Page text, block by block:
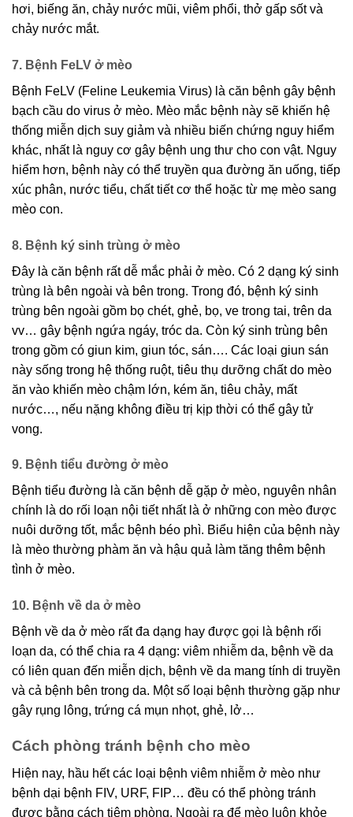
hơi, biếng ăn, chảy nước mũi, viêm phổi, thở gấp sốt và
chảy nước mắt.
7. Bệnh FeLV ở mèo
Bệnh FeLV (Feline Leukemia Virus) là căn bệnh gây bệnh
bạch cầu do virus ở mèo. Mèo mắc bệnh này sẽ khiến hệ
thống miễn dịch suy giảm và nhiều biến chứng nguy hiểm
khác, nhất là nguy cơ gây bệnh ung thư cho con vật. Nguy
hiểm hơn, bệnh này có thể truyền qua đường ăn uống, tiếp
xúc phân, nước tiểu, chất tiết cơ thể hoặc từ mẹ mèo sang
mèo con.
8. Bệnh ký sinh trùng ở mèo
Đây là căn bệnh rất dễ mắc phải ở mèo. Có 2 dạng ký sinh
trùng là bên ngoài và bên trong. Trong đó, bệnh ký sinh
trùng bên ngoài gồm bọ chét, ghẻ, bọ, ve trong tai, trên da
vv… gây bệnh ngứa ngáy, tróc da. Còn ký sinh trùng bên
trong gồm có giun kim, giun tóc, sán…. Các loại giun sán
này sống trong hệ thống ruột, tiêu thụ dưỡng chất do mèo
ăn vào khiến mèo chậm lớn, kém ăn, tiêu chảy, mất
nước…, nếu nặng không điều trị kịp thời có thể gây tử
vong.
9. Bệnh tiểu đường ở mèo
Bệnh tiểu đường là căn bệnh dễ gặp ở mèo, nguyên nhân
chính là do rối loạn nội tiết nhất là ở những con mèo được
nuôi dưỡng tốt, mắc bệnh béo phì. Biểu hiện của bệnh này
là mèo thường phàm ăn và hậu quả làm tăng thêm bệnh
tình ở mèo.
10. Bệnh về da ở mèo
Bệnh về da ở mèo rất đa dạng hay được gọi là bệnh rối
loạn da, có thể chia ra 4 dạng: viêm nhiễm da, bệnh về da
có liên quan đến miễn dịch, bệnh về da mang tính di truyền
và cả bệnh bên trong da. Một số loại bệnh thường gặp như
gây rụng lông, trứng cá mụn nhọt, ghẻ, lở…
Cách phòng tránh bệnh cho mèo
Hiện nay, hầu hết các loại bệnh viêm nhiễm ở mèo như
bệnh dại bệnh FIV, URF, FIP… đều có thể phòng tránh
được bằng cách tiêm phòng. Ngoài ra để mèo luôn khỏe